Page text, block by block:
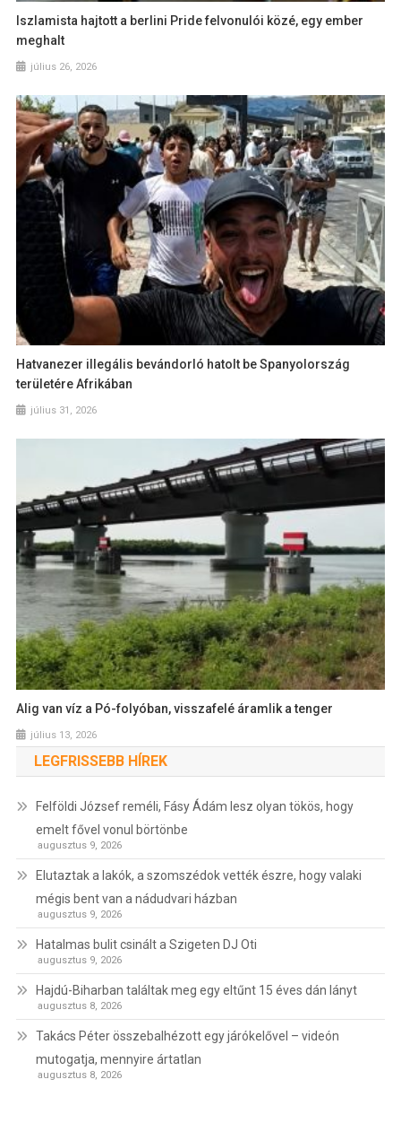
Iszlamista hajtott a berlini Pride felvonulói közé, egy ember
meghalt
július 26, 2026
Hatvanezer illegális bevándorló hatolt be Spanyolország
területére Afrikában
július 31, 2026
Alig van víz a Pó-folyóban, visszafelé áramlik a tenger
július 13, 2026
LEGFRISSEBB HÍREK
Felföldi József reméli, Fásy Ádám lesz olyan tökös, hogy
emelt fővel vonul börtönbe
augusztus 9, 2026
Elutaztak a lakók, a szomszédok vették észre, hogy valaki
mégis bent van a nádudvari házban
augusztus 9, 2026
Hatalmas bulit csinált a Szigeten DJ Oti
augusztus 9, 2026
Hajdú-Biharban találtak meg egy eltűnt 15 éves dán lányt
augusztus 8, 2026
Takács Péter összebalhézott egy járókelővel – videón
mutogatja, mennyire ártatlan
augusztus 8, 2026